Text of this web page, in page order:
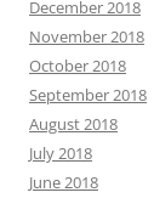
December 2018
November 2018
October 2018
September 2018
August 2018
July 2018
June 2018